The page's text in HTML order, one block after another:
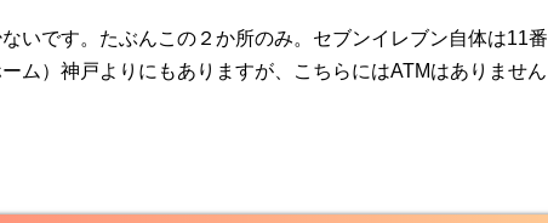
いです。たぶんこの２か所のみ。セブンイレブン自体は11番
ム）神戸よりにもありますが、こちらにはATMはありません